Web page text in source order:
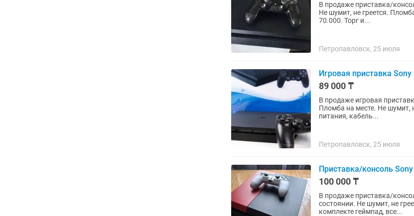
В продаже приставка/консоль Sony
Не шумит, не греется. Пломба на месте. В комплекте геймпад, все провода. Без игр. Цена
70.000. Торг и...
Петропавловск, 25 июля
Игровая приставка
89 000 ₸
В продаже игровая
Пломба на месте. Не шумит,
питания, кабель...
Петропавловск, 25 июля
Приставка/консоль
100 000 ₸
В продаже приставка/
состоянии. Не шумит, не греется. Пломба на месте. Прошита. Установлено
комплекте геймпад, все...